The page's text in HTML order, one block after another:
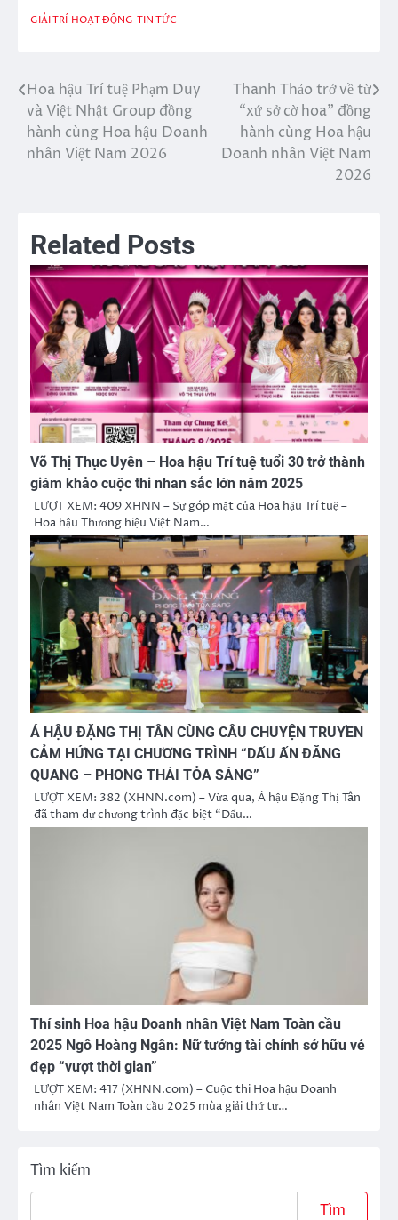
GIẢI TRÍ HOẠT ĐỘNG TIN TỨC
Điều
hướng
bài
Hoa hậu Trí tuệ Phạm Duy
và Việt Nhật Group đồng
hành cùng Hoa hậu Doanh
nhân Việt Nam 2026
Thanh Thảo trở về từ
“xứ sở cờ hoa” đồng
hành cùng Hoa hậu
Doanh nhân Việt Nam
2026
Related Posts
Võ Thị Thục Uyên – Hoa hậu Trí tuệ tuổi 30 trở thành
giám khảo cuộc thi nhan sắc lớn năm 2025
LƯỢT XEM: 409 XHNN – Sự góp mặt của Hoa hậu Trí tuệ –
Hoa hậu Thương hiệu Việt Nam…
Á HẬU ĐẶNG THỊ TÂN CÙNG CÂU CHUYỆN TRUYỀN
CẢM HỨNG TẠI CHƯƠNG TRÌNH “DẤU ẤN ĐĂNG
QUANG – PHONG THÁI TỎA SÁNG”
LƯỢT XEM: 382 (XHNN.com) – Vừa qua, Á hậu Đặng Thị Tân
đã tham dự chương trình đặc biệt “Dấu…
Thí sinh Hoa hậu Doanh nhân Việt Nam Toàn cầu
2025 Ngô Hoàng Ngân: Nữ tướng tài chính sở hữu vẻ
đẹp “vượt thời gian”
LƯỢT XEM: 417 (XHNN.com) – Cuộc thi Hoa hậu Doanh
nhân Việt Nam Toàn cầu 2025 mùa giải thứ tư…
Tìm kiếm
Tìm